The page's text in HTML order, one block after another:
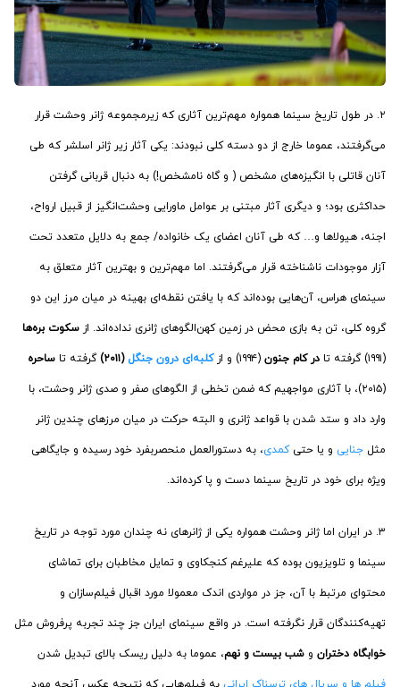
۲. در طول تاریخ سینما همواره مهم‌ترین آثاری که زیرمجموعه ژانر وحشت قرار
می‌گرفتند، عموما خارج از دو دسته کلی نبودند: یکی آثار زیر ژانر اسلشر که طی
آنان قاتلی با انگیزه‌های مشخص ( و گاه نامشخص!) به دنبال قربانی گرفتن
حداکثری بود؛ و دیگری آثار مبتنی بر عوامل ماورایی وحشت‌انگیز از قبیل ارواح،
اجنه، هیولاها و… که طی آنان اعضای یک خانواده/ جمع به دلایل متعدد تحت
آزار موجودات ناشناخته قرار می‌گرفتند. اما مهم‌ترین و بهترین آثار متعلق به
سینمای هراس، آن‌‌هایی بوده‌اند که با یافتن نقطه‌ای بهینه در میان مرز این دو
گروه کلی، تن به بازی محض در زمین کهن‌الگوهای ژانری نداده‌اند. از سکوت بره‌ها
(۱۹۹۱) گرفته تا در کام جنون (۱۹۹۴) و از کلبه‌ای درون جنگل (۲۰۱۱) گرفته تا ساحره
(۲۰۱۵)، با آثاری مواجهیم که ضمن تخطی از الگوهای صفر و صدی ژانر وحشت، با
وارد داد و ستد شدن با قواعد ژانری و البته حرکت در میان مرزهای چندین ژانر
مثل جنایی و یا حتیکمدی، به دستورالعمل منحصربفرد خود رسیده و جایگاهی
ویژه برای خود در تاریخ سینما دست و پا کرده‌اند.
۳. در ایران اما ژانر وحشت همواره یکی از ژانرهای نه چندان مورد توجه در تاریخ
سینما و تلویزیون بوده که علیرغم کنجکاوی و تمایل مخاطبان برای تماشای
محتوای مرتبط با آن، جز در مواردی اندک معمولا مورد اقبال فیلم‌سازان و
تهیه‌کنندگان قرار نگرفته است. در واقع سینمای ایران جز چند تجربه پرفروش مثل
خوابگاه دختران و شب بیست و نهم، عموما به دلیل ریسک بالای تبدیل شدن